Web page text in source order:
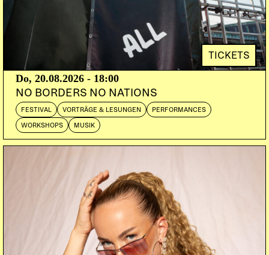
TICKETS
Do, 20.08.2026 - 18:00
NO BORDERS NO NATIONS
FESTIVAL VORTRÄGE & LESUNGEN PERFORMANCES
WORKSHOPS MUSIK